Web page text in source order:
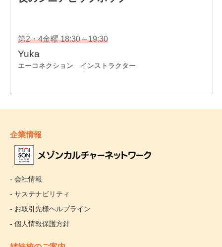
企業情報
- 会社情報
- サステナビリティ
- お取引先様ヘルプライン
- 個人情報保護方針